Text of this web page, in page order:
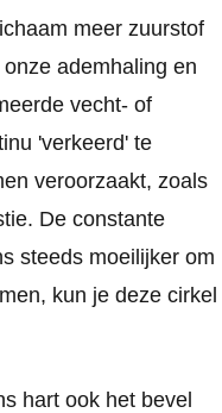
meer zuurstof
ademhaling en
vecht- of
'verkeerd' te
veroorzaakt, zoals
De constante
steeds moeilijker om
kun je deze cirkel
hart ook het bevel